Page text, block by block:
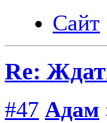
Сайт
Re:
#47 Адам